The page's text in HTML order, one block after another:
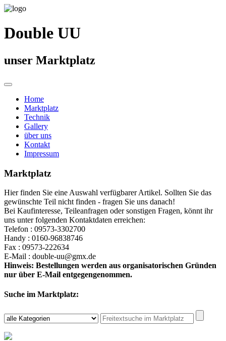
Double UU
unser Marktplatz
Home
Marktplatz
Technik
Gallery
über uns
Kontakt
Impressum
Marktplatz
Hier finden Sie eine Auswahl verfügbarer Artikel. Sollten Sie das
gewünschte Teil nicht finden - fragen Sie uns danach!
Bei Kaufinteresse, Teileanfragen oder sonstigen Fragen, könnt ihr
uns unter folgenden Kontaktdaten erreichen:
Telefon : 09573-3302700
Handy : 0160-96838746
Fax : 09573-222634
E-Mail : double-uu@gmx.de
Hinweis: Bestellungen werden aus organisatorischen Gründen
nur über E-Mail entgegengenommen.
Suche im Marktplatz: